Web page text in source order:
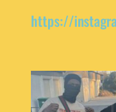
https://